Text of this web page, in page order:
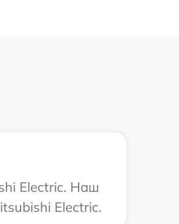
Electric. Наш
Electric.